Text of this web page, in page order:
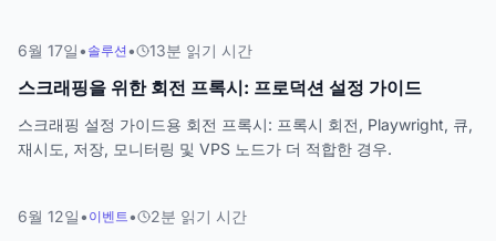
6월 17일• 솔루션 • 13분 읽기 시간
스크래핑을 위한 회전 프록시: 프로덕션 설정 가이드
스크래핑 설정 가이드용 회전 프록시: 프록시 회전, Playwright, 큐,
재시도, 저장, 모니터링 및 VPS 노드가 더 적합한 경우.
6월 12일• 이벤트• 2분 읽기 시간